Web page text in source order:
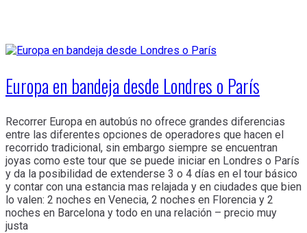
Europa en bandeja desde Londres o París
Recorrer Europa en autobús no ofrece grandes diferencias
entre las diferentes opciones de operadores que hacen el
recorrido tradicional, sin embargo siempre se encuentran
joyas como este tour que se puede iniciar en Londres o París
y da la posibilidad de extenderse 3 o 4 días en el tour básico
y contar con una estancia mas relajada y en ciudades que bien
lo valen: 2 noches en Venecia, 2 noches en Florencia y 2
noches en Barcelona y todo en una relación – precio muy
justa